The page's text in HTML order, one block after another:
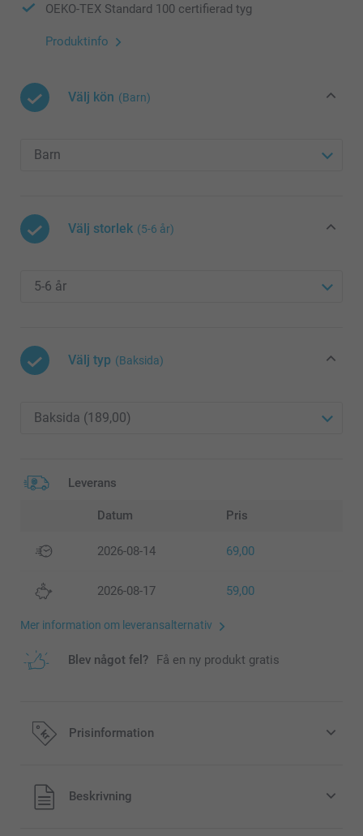
OEKO-TEX Standard 100 certifierad tyg
Produktinfo
Välj kön (Barn)
Välj storlek (5-6 år)
Välj typ (Baksida)
Leverans
Datum Pris
2026-08-14 69,00
2026-08-17 59,00
Mer information om leveransalternativ
Blev något fel? Få en ny produkt gratis
Prisinformation
Alla priser är i svenska kronor (SEK), inklusive moms och
exklusive porto.
Beskrivning